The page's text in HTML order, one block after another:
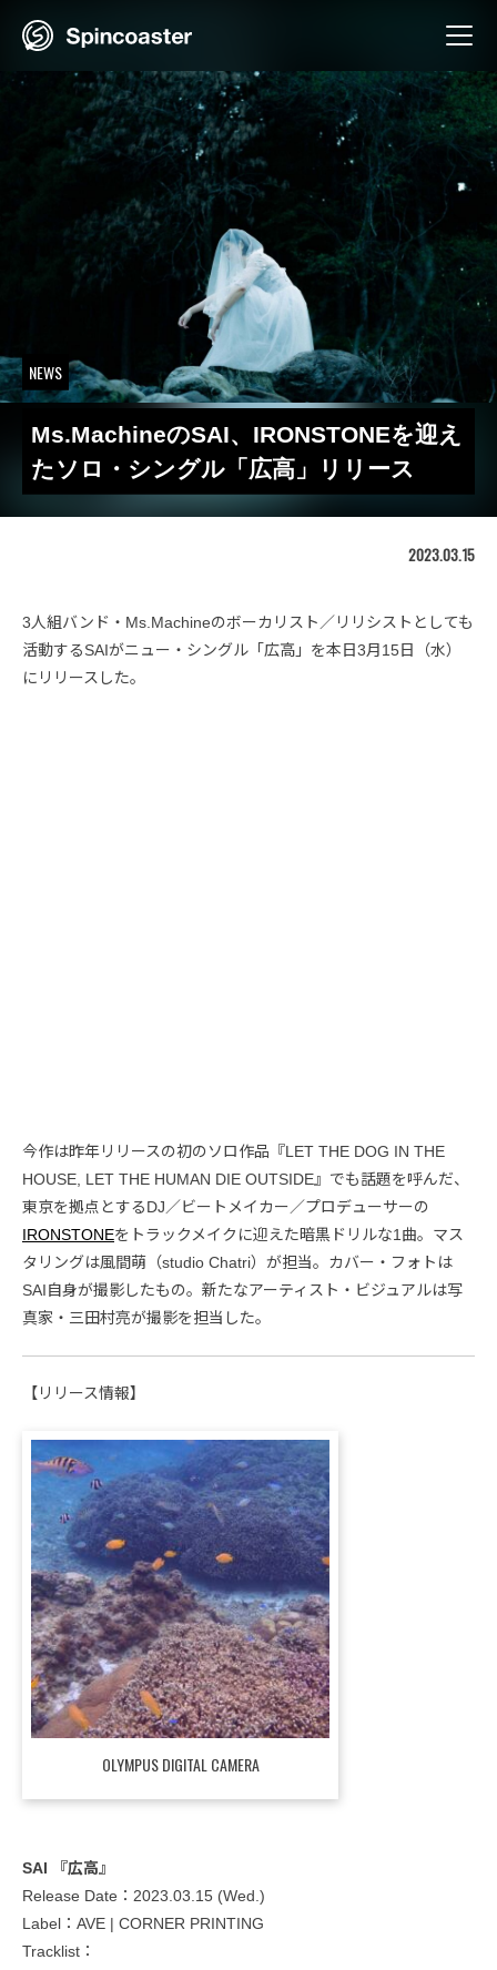
NEWS
Ms.MachineのSAI、IRONSTONEを迎え
たソロ・シングル「広高」リリース
2023.03.15
3人組バンド・Ms.Machineのボーカリスト／リリシストとしても
活動するSAIがニュー・シングル「広高」を本日3月15日（水）
にリリースした。
今作は昨年リリースの初のソロ作品『LET THE DOG IN THE
HOUSE, LET THE HUMAN DIE OUTSIDE』でも話題を呼んだ、
東京を拠点とするDJ／ビートメイカー／プロデューサーの
IRONSTONEをトラックメイクに迎えた暗黒ドリルな1曲。マス
タリングは風間萌（studio Chatri）が担当。カバー・フォトは
SAI自身が撮影したもの。新たなアーティスト・ビジュアルは写
真家・三田村亮が撮影を担当した。
【リリース情報】
OLYMPUS DIGITAL CAMERA
SAI 『広高』
Release Date：2023.03.15 (Wed.)
Label：AVE | CORNER PRINTING
Tracklist：